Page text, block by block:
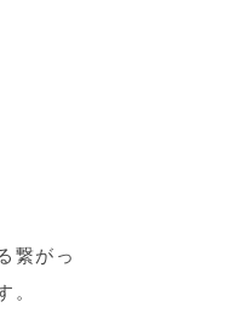
繋がっ
。